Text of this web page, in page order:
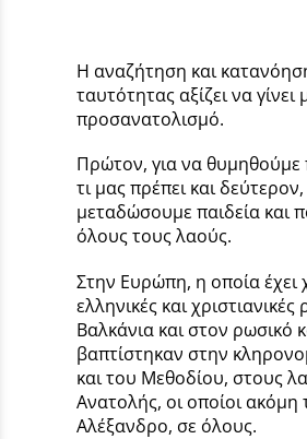
Η αναζήτηση και
ταυτότητας αξίζει να γίνει
προσανατολισμό.
Πρώτον, για να θυμηθούμε
τι μας πρέπει και
μεταδώσουμε παιδεία και
όλους τους λαούς.
Στην Ευρώπη, η οποία έχει
ελληνικές και χριστιανικές
Βαλκάνια και στον ρωσικό
βαπτίστηκαν στην
και του Μεθοδίου, στους
Ανατολής, οι οποίοι
Αλέξανδρο, σε όλους.